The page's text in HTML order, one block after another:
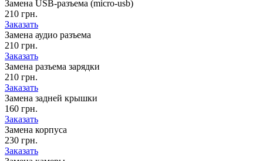
Замена USB-разъема (micro-usb)
210 грн.
Заказать
Замена аудио разъема
210 грн.
Заказать
Замена разъема зарядки
210 грн.
Заказать
Замена задней крышки
160 грн.
Заказать
Замена корпуса
230 грн.
Заказать